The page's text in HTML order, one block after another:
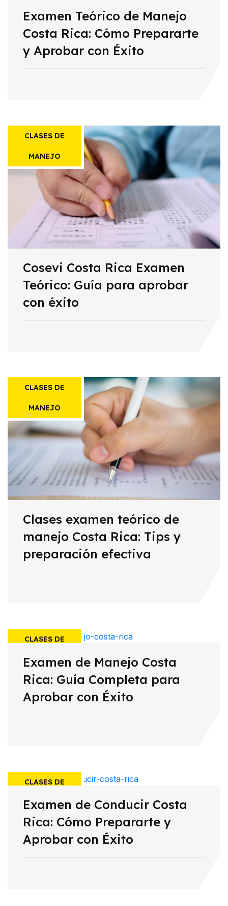
Examen Teórico de Manejo
Costa Rica: Cómo Prepararte
y Aprobar con Éxito
CLASES DE
MANEJO
Cosevi Costa Rica Examen
Teórico: Guía para aprobar
con éxito
CLASES DE
MANEJO
Clases examen teórico de
manejo Costa Rica: Tips y
preparación efectiva
CLASES DE
MANEJO
Examen de Manejo Costa
Rica: Guía Completa para
Aprobar con Éxito
CLASES DE
MANEJO
Examen de Conducir Costa
Rica: Cómo Prepararte y
Aprobar con Éxito